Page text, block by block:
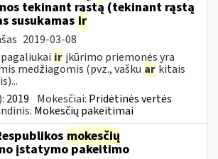
tekinant rąstą (tekinant rąstą
susukamas ir
2019-03-08
ir įkūrimo priemonės yra
medžiagomis (pvz., vašku ar kitais
2019 Mokesčiai: Pridėtinės vertės
Mokesčių pakeitimai
mokesčių
įstatymo pakeitimo